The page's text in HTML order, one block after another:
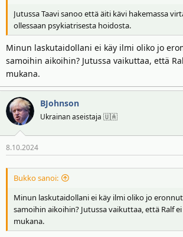
Jutussa Taavi sanoo että äiti kävi hakemassa
ollessaan psykiatrisesta hoidosta.
Minun laskutaidollani ei käy ilmi oliko jo
samoihin aikoihin? Jutussa vaikuttaa, että
mukana.
BJohnson
Ukrainan aseistaja 🇺🇦
8.10.2024
Bukko sanoi:
Minun laskutaidollani ei käy ilmi oliko jo
samoihin aikoihin? Jutussa vaikuttaa, että Ralf
mukana.